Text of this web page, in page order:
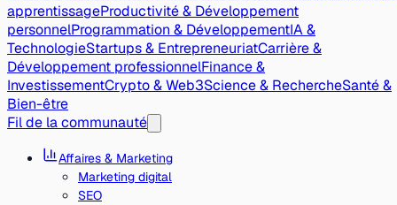
apprentissageProductivité & Développement
personnelProgrammation & DéveloppementIA &
TechnologieStartups & EntrepreneuriatCarrière &
Développement professionnelFinance &
InvestissementCrypto & Web3Science & RechercheSanté &
Bien-être
Fil de la communauté
Affaires & Marketing
Marketing digital
SEO